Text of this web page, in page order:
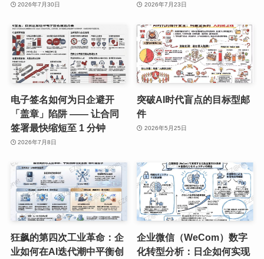
2026年7月30日 2026年7月23日
电子签名如何为日企避开
「盖章」陷阱 —— 让合同
签署最快缩短至 1 分钟
2026年7月8日
突破AI时代盲点的目标型邮
件
2026年5月25日
狂飙的第四次工业革命：企
业如何在AI迭代潮中平衡创
企业微信（WeCom）数字
化转型分析：日企如何实现